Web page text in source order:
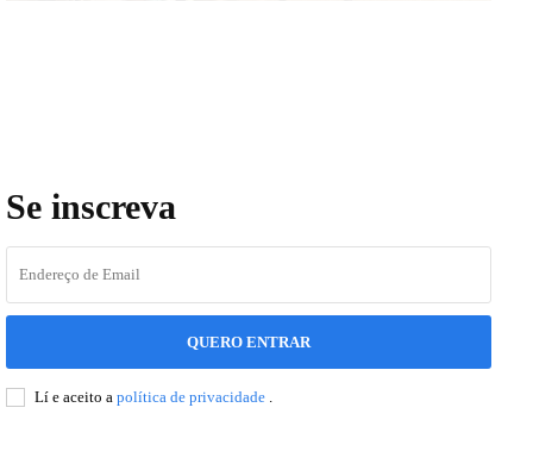
Se inscreva
QUERO ENTRAR
Lí e aceito a política de privacidade